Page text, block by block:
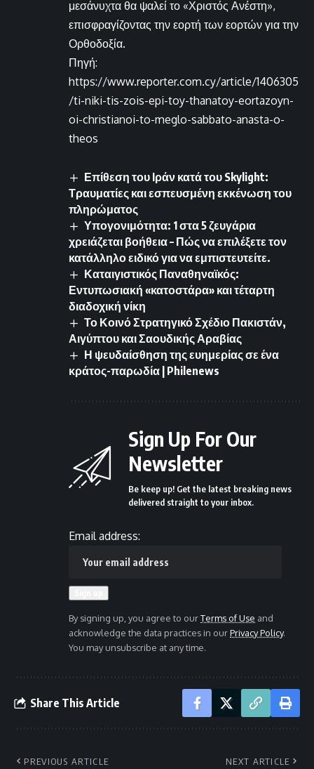
μεσάνυχτα θα ψαλεί το «Χριστός Ανέστη»,
επισφραγίζοντας την εορτή των εορτών για την
Ορθοδοξία.
Πηγή:
https://www.reporter.com.cy/article/1406305
/ti-niki-tis-zois-epi-toy-thanatoy-eortazoyn-
oi-christianoi-to-meglo-sabbato-anasta-o-
theos
Επίθεση του Ιράν κατά του Skylight:
Τραυματίες και εσπευσμένη εκκένωση του
πληρώματος
Υπογονιμότητα: 1 στα 5 ζευγάρια
χρειάζεται βοήθεια – Πώς να επιλέξετε τον
κατάλληλο ειδικό για να εμπιστευτείτε.
Καταιγιστικός Παναθηναϊκός:
Εντυπωσιακή «κατοστάρα» και τέταρτη
διαδοχική νίκη
Το Κοινό Στρατηγικό Σχέδιο Πακιστάν,
Αιγύπτου και Σαουδικής Αραβίας
Η ψευδαίσθηση της ευημερίας σε ένα
κράτος-παρωδία | Philenews
Sign Up For Our
Newsletter
Be keep up! Get the latest breaking news
delivered straight to your inbox.
Email address:
By signing up, you agree to ourTerms of Use and
acknowledge the data practices in ourPrivacy Policy.
You may unsubscribe at any time.
Share This Article
PREVIOUS ARTICLE NEXT ARTICLE